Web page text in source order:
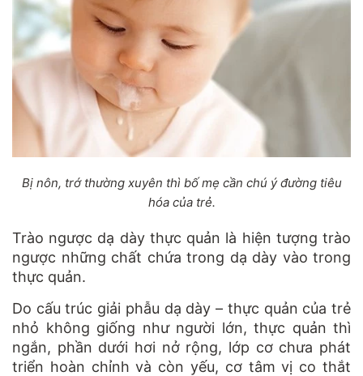
Bị nôn, trớ thường xuyên thì bố mẹ cần chú ý đường tiêu
hóa của trẻ.
Trào ngược dạ dày thực quản là hiện tượng trào
ngược những chất chứa trong dạ dày vào trong
thực quản.
Do cấu trúc giải phẫu dạ dày – thực quản của trẻ
nhỏ không giống như người lớn, thực quản thì
ngắn, phần dưới hơi nở rộng, lớp cơ chưa phát
triển hoàn chỉnh và còn yếu, cơ tâm vị co thắt